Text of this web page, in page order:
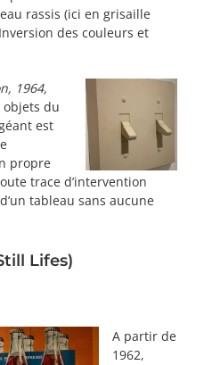
rassis (ici en grisaille
des couleurs et
1964,
du
est
propre
trace d’intervention
tableau sans aucune
Lifes)
A partir de
1962,